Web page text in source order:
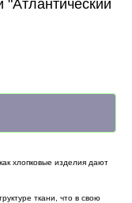
хлопковые изделия дают
ткани, что в свою